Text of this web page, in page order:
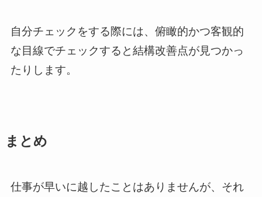
自分チェックをする際には、俯瞰的かつ客観的
な目線でチェックすると結構改善点が見つかっ
たりします。
まとめ
仕事が早いに越したことはありませんが、それ